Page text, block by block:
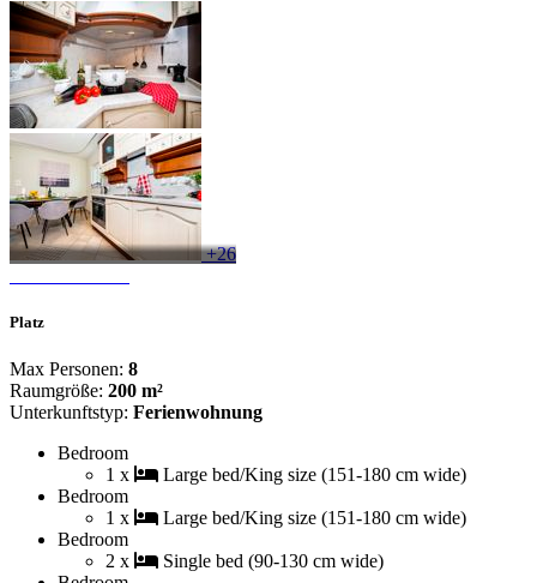
+26
Platz
Max Personen: 8
Raumgröße: 200 m²
Unterkunftstyp: Ferienwohnung
Bedroom
1 x
Large bed/King size (151-180 cm wide)
Bedroom
1 x
Large bed/King size (151-180 cm wide)
Bedroom
2 x
Single bed (90-130 cm wide)